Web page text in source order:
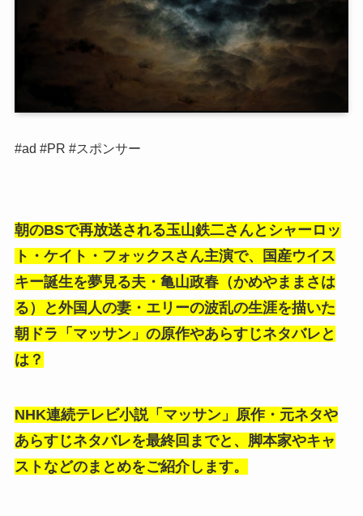
#ad #PR #スポンサー
朝のBSで再放送される玉山鉄二さんとシャーロッ
ト・ケイト・フォックスさん主演で、国産ウイス
キー誕生を夢見る夫・亀山政春（かめやままさは
る）と外国人の妻・エリーの波乱の生涯を描いた
朝ドラ「マッサン」の原作やあらすじネタバレと
は？
NHK連続テレビ小説「マッサン」原作・元ネタや
あらすじネタバレを最終回までと、脚本家やキャ
ストなどのまとめをご紹介します。